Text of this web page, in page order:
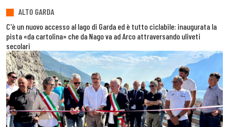
ALTO GARDA
C'è un nuovo accesso al lago di Garda ed è tutto ciclabile: inaugurata la
pista «da cartolina» che da Nago va ad Arco attraversando uliveti
secolari